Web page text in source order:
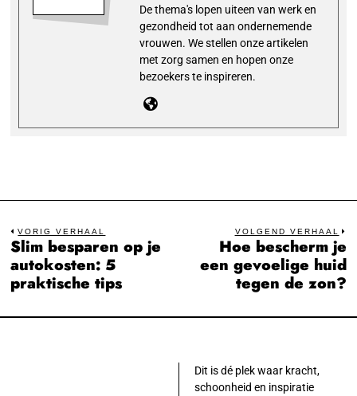
De thema's lopen uiteen van werk en
gezondheid tot aan ondernemende
vrouwen. We stellen onze artikelen
met zorg samen en hopen onze
bezoekers te inspireren.
Bericht
navigatie
VORIG VERHAAL
Previous
post:
Slim besparen op je
autokosten: 5
praktische tips
VOLGEND VERHAAL
Hoe bescherm je
een gevoelige huid
tegen de zon?
Dit is dé plek waar kracht,
schoonheid en inspiratie